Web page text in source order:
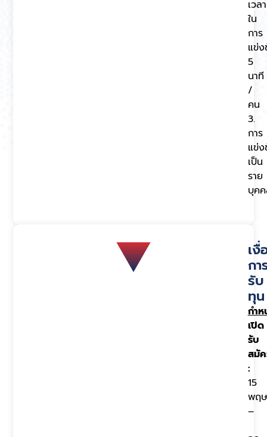
เวลา
ใน
การ
แข่
5
นาที
/
คน
3.
การ
แข่
เป็น
ราย
บุค
เงื่
กา
รับ
ทุน
กำห
เปิด
รับ
สมั
:
15
พฤ
–